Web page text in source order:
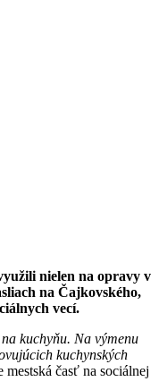
nielen na opravy v
na Čajkovského,
vecí.
na kuchyňu. Na výmenu
kuchynských
mestská časť na sociálnej